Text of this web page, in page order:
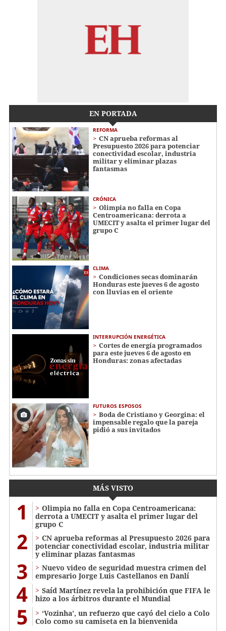
EN PORTADA
REFORMA
CN aprueba reformas al
Presupuesto 2026 para potenciar
conectividad escolar, industria
militar y eliminar plazas
fantasmas
CRÓNICA
Olimpia no falla en Copa
Centroamericana: derrota a
UMECIT y asalta el primer lugar del
grupo C
CLIMA
Condiciones secas dominarán
Honduras este jueves 6 de agosto
con lluvias en el oriente
INTERRUPCIÓN ENERGÉTICA
Cortes de energía programados
para este jueves 6 de agosto en
Honduras: zonas afectadas
FUTUROS ESPOSOS
Boda de Cristiano y Georgina: el
impensable regalo que la pareja
pidió a sus invitados
MÁS VISTO
1
Olimpia no falla en Copa Centroamericana:
derrota a UMECIT y asalta el primer lugar del
grupo C
2
CN aprueba reformas al Presupuesto 2026 para
potenciar conectividad escolar, industria militar
y eliminar plazas fantasmas
3
Nuevo video de seguridad muestra crimen del
empresario Jorge Luis Castellanos en Danlí
4
Saíd Martínez revela la prohibición que FIFA le
hizo a los árbitros durante el Mundial
5
‘Vozinha’, un refuerzo que cayó del cielo a Colo
Colo como su camiseta en la bienvenida